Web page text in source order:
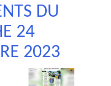
DU
24
2023